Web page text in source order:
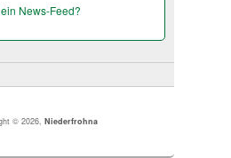
News-Feed?
© 2026,Niederfrohna